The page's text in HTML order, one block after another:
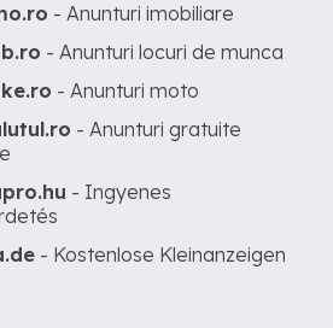
- Anunturi imobiliare
- Anunturi locuri de munca
- Anunturi moto
- Anunturi gratuite
- Ingyenes
- Kostenlose Kleinanzeigen